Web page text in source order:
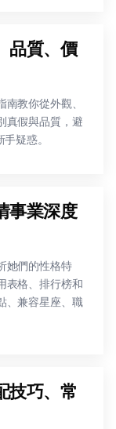
品質、價
教你從外觀、
真假與品質，避
疑惑。
事業深度
她們的性格特
表格、排行榜和
、兼容星座、職
技巧、常